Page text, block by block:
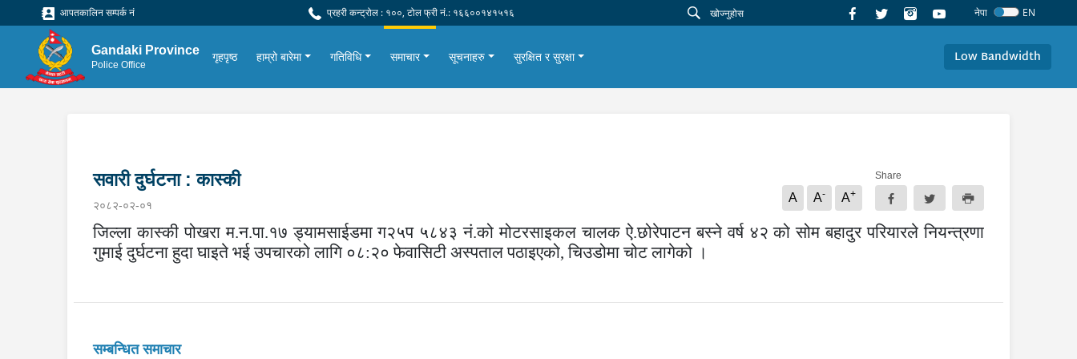
आपतकालिन सम्पर्क नं प्रहरी कन्ट्रोल : १००, टोल फ्री नं.: १६६००१४१५१६ नेपा EN
Gandaki Province
Police Office
गृहपृष्ठ हाम्रो बारेमा गतिविधि समाचार सूचनाहरु सुरक्षित र सुरक्षा Low Bandwidth
सवारी दुर्घटना : कास्की
२०८२-०२-०१
A A- A+
Share
जिल्ला कास्की पोखरा म.न.पा.१७ ड्यामसाईडमा ग२५प ५८४३ नं.को मोटरसाइकल चालक ऐ.छोरेपाटन बस्ने वर्ष ४२ को सोम बहादुर परियारले नियन्त्रणा
गुमाई दुर्घटना हुदा घाइते भई उपचारको लागि ०८:२० फेवासिटी अस्पताल पठाइएको,चिउडोमा चोट लागेको ।
सम्बन्धित समाचार